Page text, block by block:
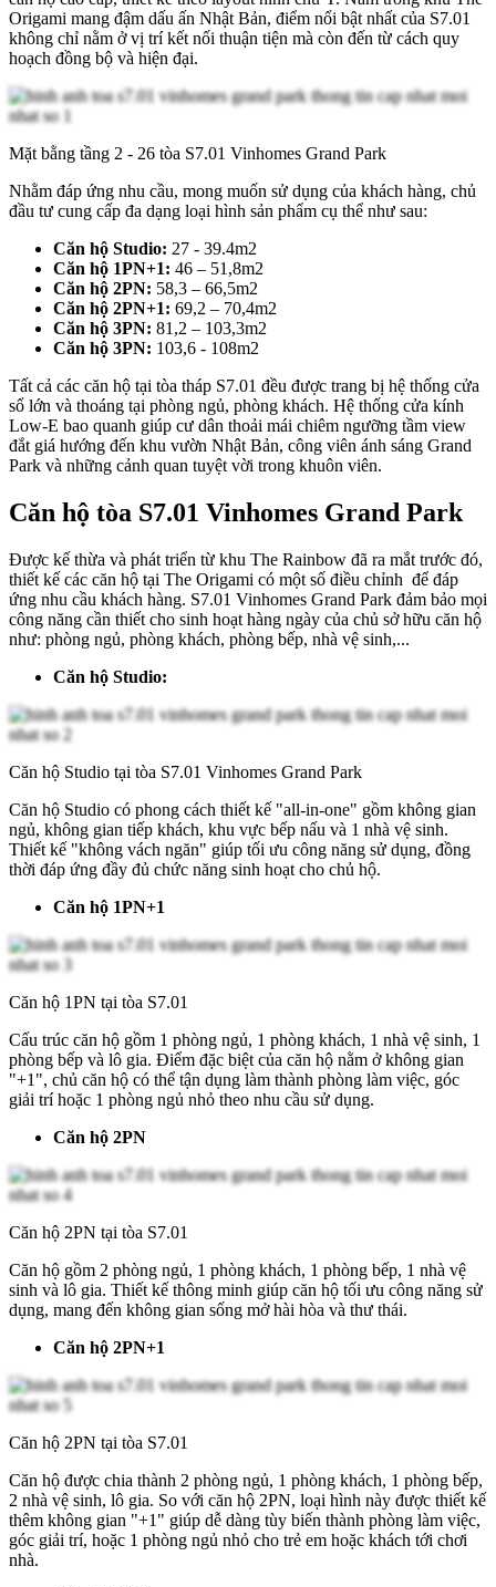
Origami mang đậm dấu ấn Nhật Bản, điểm nổi bật nhất của S7.01
không chỉ nằm ở vị trí kết nối thuận tiện mà còn đến từ cách quy
hoạch đồng bộ và hiện đại.
Mặt bằng tầng 2 - 26 tòa S7.01 Vinhomes Grand Park
Nhằm đáp ứng nhu cầu, mong muốn sử dụng của khách hàng, chủ
đầu tư cung cấp đa dạng loại hình sản phẩm cụ thể như sau:
Căn hộ Studio: 27 - 39.4m2
Căn hộ 1PN+1: 46 – 51,8m2
Căn hộ 2PN: 58,3 – 66,5m2
Căn hộ 2PN+1: 69,2 – 70,4m2
Căn hộ 3PN: 81,2 – 103,3m2
Căn hộ 3PN: 103,6 - 108m2
Tất cả các căn hộ tại tòa tháp S7.01 đều được trang bị hệ thống cửa
sổ lớn và thoáng tại phòng ngủ, phòng khách. Hệ thống cửa kính
Low-E bao quanh giúp cư dân thoải mái chiêm ngưỡng tầm view
đắt giá hướng đến khu vườn Nhật Bản, công viên ánh sáng Grand
Park và những cảnh quan tuyệt vời trong khuôn viên.
Căn hộ tòa S7.01 Vinhomes Grand Park
Được kế thừa và phát triển từ khu The Rainbow đã ra mắt trước đó,
thiết kế các căn hộ tại The Origami có một số điều chỉnh để đáp
ứng nhu cầu khách hàng. S7.01 Vinhomes Grand Park đảm bảo mọi
công năng cần thiết cho sinh hoạt hàng ngày của chủ sở hữu căn hộ
như: phòng ngủ, phòng khách, phòng bếp, nhà vệ sinh,...
Căn hộ Studio:
Căn hộ Studio tại tòa S7.01 Vinhomes Grand Park
Căn hộ Studio có phong cách thiết kế "all-in-one" gồm không gian
ngủ, không gian tiếp khách, khu vực bếp nấu và 1 nhà vệ sinh.
Thiết kế "không vách ngăn" giúp tối ưu công năng sử dụng, đồng
thời đáp ứng đầy đủ chức năng sinh hoạt cho chủ hộ.
Căn hộ 1PN+1
Căn hộ 1PN tại tòa S7.01
Cấu trúc căn hộ gồm 1 phòng ngủ, 1 phòng khách, 1 nhà vệ sinh, 1
phòng bếp và lô gia. Điểm đặc biệt của căn hộ nằm ở không gian
"+1", chủ căn hộ có thể tận dụng làm thành phòng làm việc, góc
giải trí hoặc 1 phòng ngủ nhỏ theo nhu cầu sử dụng.
Căn hộ 2PN
Căn hộ 2PN tại tòa S7.01
Căn hộ gồm 2 phòng ngủ, 1 phòng khách, 1 phòng bếp, 1 nhà vệ
sinh và lô gia. Thiết kế thông minh giúp căn hộ tối ưu công năng sử
dụng, mang đến không gian sống mở hài hòa và thư thái.
Căn hộ 2PN+1
Căn hộ 2PN tại tòa S7.01
Căn hộ được chia thành 2 phòng ngủ, 1 phòng khách, 1 phòng bếp,
2 nhà vệ sinh, lô gia. So với căn hộ 2PN, loại hình này được thiết kế
thêm không gian "+1" giúp dễ dàng tùy biến thành phòng làm việc,
góc giải trí, hoặc 1 phòng ngủ nhỏ cho trẻ em hoặc khách tới chơi
nhà.